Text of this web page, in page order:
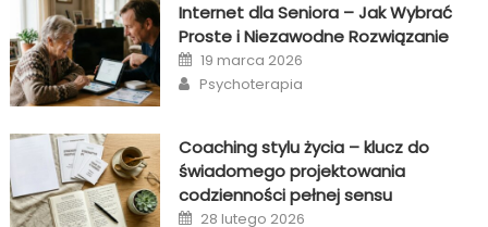
Internet dla Seniora – Jak Wybrać
Proste i Niezawodne Rozwiązanie
Posted
on
19 marca 2026
Author
Psychoterapia
Coaching stylu życia – klucz do
świadomego projektowania
codzienności pełnej sensu
Posted
28 lutego 2026